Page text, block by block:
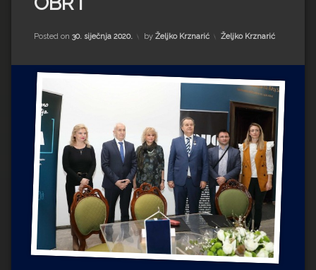
Impressum
Milenko Strižak
Drugi autori
Drugi autori
Matea Andrić
Ljiljana Lekanić-Kljaić
Željko Krznarić
Mario Lovreković
Miroslav Šantek
Posted on 30. siječnja 2020. by Željko Krznarić Kategorije:
Željko Krznarić